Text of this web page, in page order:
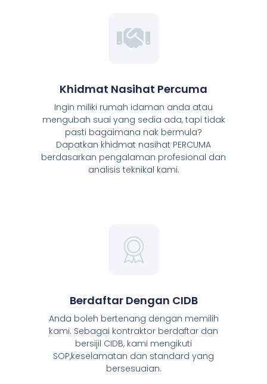
Khidmat Nasihat Percuma
Ingin miliki rumah idaman anda atau
mengubah suai yang sedia ada, tapi tidak
pasti bagaimana nak bermula?
Dapatkan khidmat nasihat PERCUMA
berdasarkan pengalaman profesional dan
analisis teknikal kami.
Berdaftar Dengan CIDB
Anda boleh bertenang dengan memilih
kami. Sebagai kontraktor berdaftar dan
bersijil CIDB, kami mengikuti
SOP,keselamatan dan standard yang
bersesuaian.